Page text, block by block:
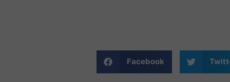
Facebook